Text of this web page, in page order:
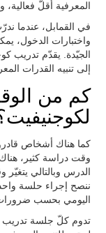
المعرفية أقلّ فعالية،
في القمابل، عندما
واختبارات الدخول،
الجيّدة. يقدّم تدريب
إلى تنبيه القدرات
كم من
كما هناك أشخاص
وقت دراسة كثير،
الدرس وبالتالي
اليومي بحسب